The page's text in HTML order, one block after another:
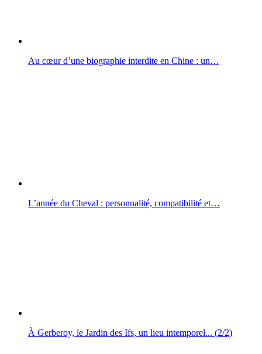
Au cœur d’une biographie interdite en Chine : un…
L’année du Cheval : personnalité, compatibilité et…
À Gerberoy, le Jardin des Ifs, un lieu intemporel... (2/2)